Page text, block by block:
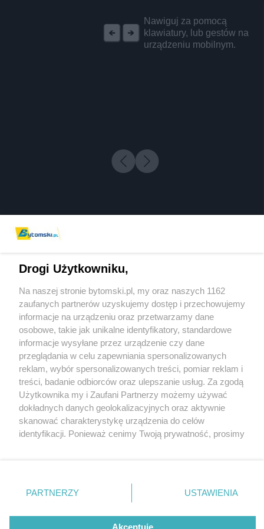
Nawiguj za pomocą
klawiatury, lub gestów na
urządzeniu mobilnym.
2 / 0
Wydawca mediów lokalnych
Nie zapomnij
zapoznać się z:
polityką prywatności regulamin korzystania z portali
Twojemiasto
Piekary Śląskie
Chorzów
Tarnowskie Góry
Gliwice
Skontakuj sięz nami
Kontakt
Wydawca
Pogoda
Drogi Użytkowniku,
Na naszej stronie bytomski.pl, my oraz naszych 1162
zaufanych partnerów uzyskujemy dostęp i przechowujemy
informacje na urządzeniu oraz przetwarzamy dane
osobowe, takie jak unikalne identyfikatory, standardowe
informacje wysyłane przez urządzenie czy dane
przeglądania w celu zapewniania spersonalizowanych
reklam, wybór spersonalizowanych treści, pomiar reklam i
treści, badanie odbiorców oraz ulepszanie usług. Za zgodą
Użytkownika my i Zaufani Partnerzy możemy używać
dokładnych danych geolokalizacyjnych oraz aktywnie
skanować charakterystykę urządzenia do celów
identyfikacji. Ponieważ cenimy Twoją prywatność, prosimy
prywatności znajdujący się w lewym dolnym rogu strony
. Niektóre rodzaje przetwarzania danych nie wymagają
zgody użytkownika, ale masz prawo sprzeciwić się
takiemu przetwarzaniu. Preferencje będą miały
PARTNERZY USTAWIENIA
Akceptuję